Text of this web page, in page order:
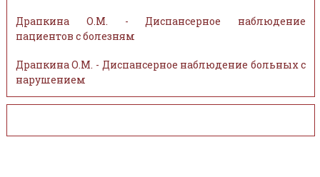
Драпкина О.М. - Диспансерное наблюдение
пациентов с болезням
Драпкина О.М. - Диспансерное наблюдение больных с
нарушением